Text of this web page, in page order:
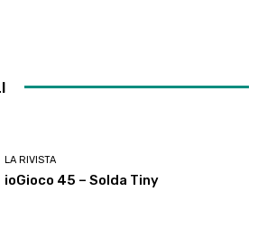
LA RIVISTA
ioGioco 45 – Solda Tiny